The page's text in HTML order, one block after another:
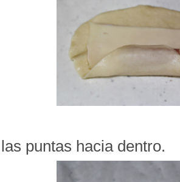
puntas hacia dentro.